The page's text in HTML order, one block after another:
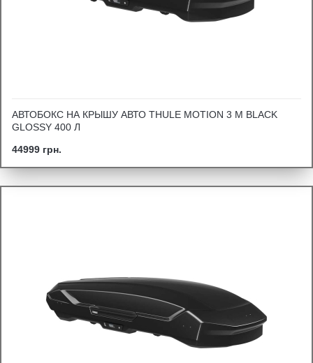
АВТОБОКС НА КРЫШУ АВТО THULE MOTION 3 M BLACK
GLOSSY 400 Л
44999 грн.